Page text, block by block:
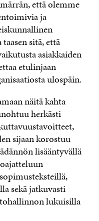
että olemme
ja
sitä, että
asiakkaiden
etulinjaan
ulospäin.
näitä kahta
herkästi
sijaan korostuu
lisääntyvällä
sekä jatkuvasti
lukuisilla